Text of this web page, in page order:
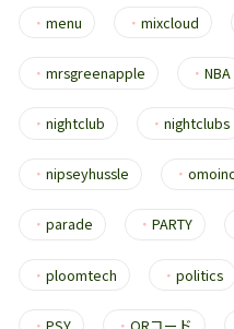
・ menu ・mixcloud
・ mrsgreenapple ・NBA
・ nightclub ・nightclubs
・ nipseyhussle ・
・ parade ・PARTY
・ ploomtech ・politics